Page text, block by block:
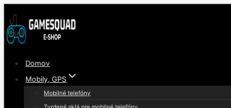
to
content
Domov
Mobily, GPS
Mobilné telefóny